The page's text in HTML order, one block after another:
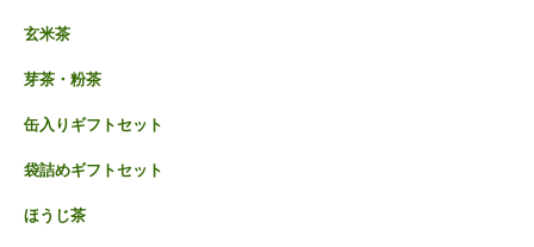
玄米茶
芽茶・粉茶
缶入りギフトセット
袋詰めギフトセット
ほうじ茶